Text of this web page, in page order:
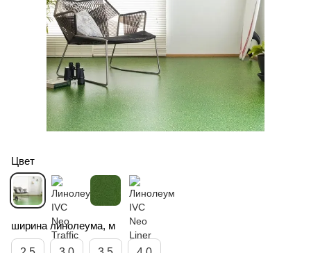
Цвет
ширина линолеума, м